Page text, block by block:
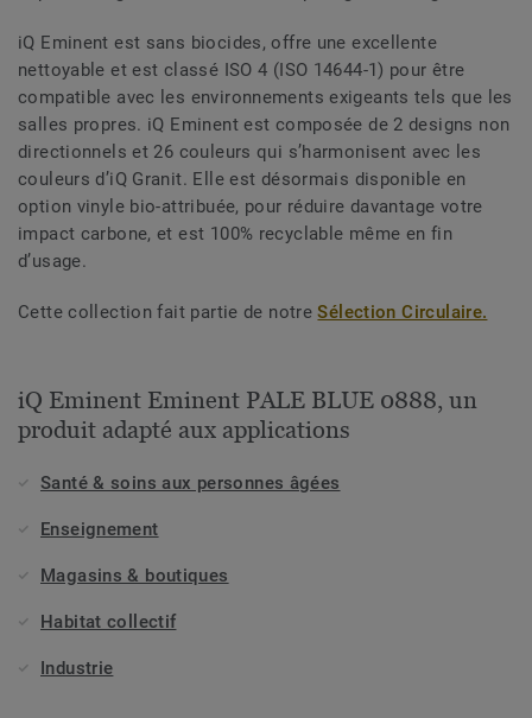
iQ Eminent est sans biocides, offre une excellente
nettoyable et est classé ISO 4 (ISO 14644-1) pour être
compatible avec les environnements exigeants tels que les
salles propres. iQ Eminent est composée de 2 designs non
directionnels et 26 couleurs qui s’harmonisent avec les
couleurs d’iQ Granit. Elle est désormais disponible en
option vinyle bio-attribuée, pour réduire davantage votre
impact carbone, et est 100% recyclable même en fin
d’usage.
Cette collection fait partie de notreSélection Circulaire.
iQ Eminent Eminent PALE BLUE 0888, un
produit adapté aux applications
Santé & soins aux personnes âgées
Enseignement
Magasins & boutiques
Habitat collectif
Industrie